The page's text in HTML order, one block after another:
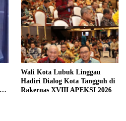
Wali Kota Lubuk Linggau
Hadiri Dialog Kota Tangguh di
Rakernas XVIII APEKSI 2026